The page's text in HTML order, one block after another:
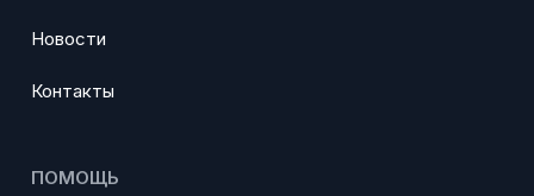
Новости
Контакты
ПОМОЩЬ